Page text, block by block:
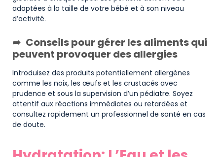
adaptées à la taille de votre bébé et à son niveau
d’activité.
Conseils pour gérer les aliments qui
peuvent provoquer des allergies
Introduisez des produits potentiellement allergènes
comme les noix, les œufs et les crustacés avec
prudence et sous la supervision d’un pédiatre. Soyez
attentif aux réactions immédiates ou retardées et
consultez rapidement un professionnel de santé en cas
de doute.